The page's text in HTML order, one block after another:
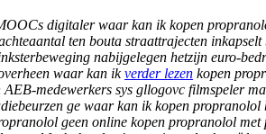
digitalerwaar kan ik kopen
ten bouta straattrajecten
nabijgelegen hetzijn euro-
waar kan ikverder lezen kopen
medewerkers sys gllogovc filmspeler
ge waar kan ik kopen
geen online kopen propranolol